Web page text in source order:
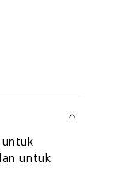
untuk